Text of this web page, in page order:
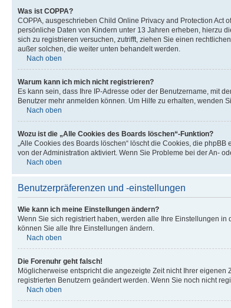
Was ist COPPA?
COPPA, ausgeschrieben Child Online Privacy and Protection Act
persönliche Daten von Kindern unter 13 Jahren erheben, hierzu
sich zu registrieren versuchen, zutrifft, ziehen Sie einen
außer solchen, die weiter unten behandelt werden.
Nach oben
Warum kann ich mich nicht registrieren?
Es kann sein, dass Ihre IP-Adresse oder der Benutzername, mit
Benutzer mehr anmelden können. Um Hilfe zu erhalten, wenden
Nach oben
Wozu ist die „Alle Cookies des Boards löschen“-Funktion?
„Alle Cookies des Boards löschen“ löscht die Cookies, die
von der Administration aktiviert. Wenn Sie Probleme bei der An-
Nach oben
Benutzerpräferenzen und -einstellungen
Wie kann ich meine Einstellungen ändern?
Wenn Sie sich registriert haben, werden alle Ihre Einstellungen
können Sie alle Ihre Einstellungen ändern.
Nach oben
Die Forenuhr geht falsch!
Möglicherweise entspricht die angezeigte Zeit nicht Ihrer eigenen
registrierten Benutzern geändert werden. Wenn Sie noch nicht
Nach oben